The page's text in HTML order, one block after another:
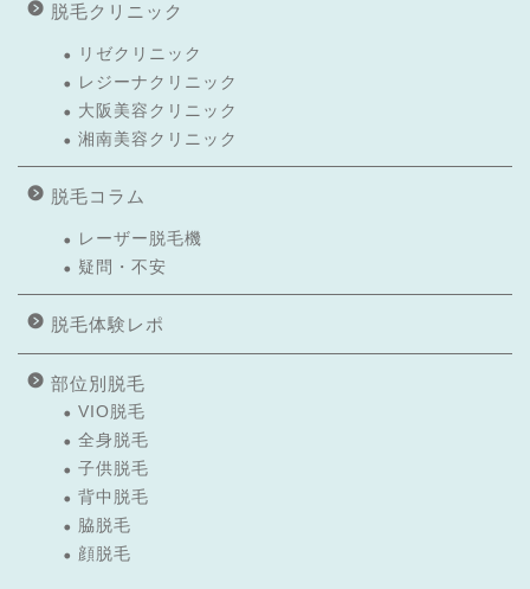
脱毛クリニック
リゼクリニック
レジーナクリニック
大阪美容クリニック
湘南美容クリニック
脱毛コラム
レーザー脱毛機
疑問・不安
脱毛体験レポ
部位別脱毛
VIO脱毛
全身脱毛
子供脱毛
背中脱毛
脇脱毛
顔脱毛